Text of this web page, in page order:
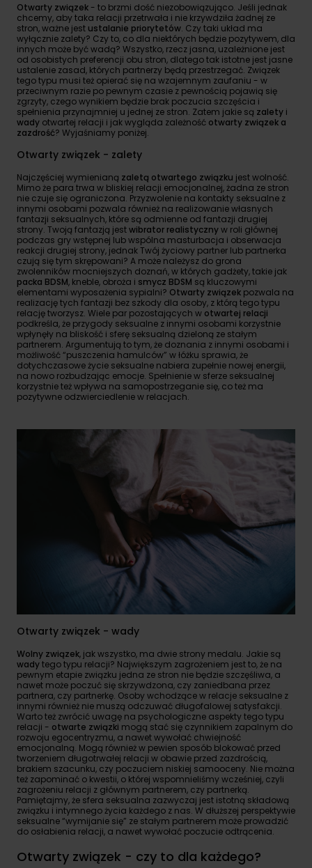
Otwarty związek - to brzmi dość niezobowiązująco. Jeśli jednak
chcemy, aby taka relacji przetrwała i nie krzywdziła żadnej ze
stron, ważne jest ustalanie priorytetów. Czy taki układ ma
wyłącznie zalety? Czy to, co dla niektórych będzie pozytywem, dla
innych może być wadą? Wszystko, rzecz jasna, uzależnione jest
od osobistych preferencji obu stron, dlatego tak istotne jest jasne
ustalenie zasad, których partnerzy będą przestrzegać. Związek
tego typu musi też opierać się na wzajemnym zaufaniu - w
przeciwnym razie po pewnym czasie z pewnością pojawią się
zgrzyty, czego wynikiem będzie brak poczucia szczęścia i
spełnienia przynajmniej u jednej ze stron. Zatem jakie są zalety i
wady otwartej relacji i jak wygląda zależność otwarty związek a
zazdrość? Wyjaśniamy poniżej.
Otwarty związek - zalety
Najczęściej wymienianą zaletą otwartego związku jest wolność.
Mimo że para trwa w bliskiej relacji emocjonalnej, żadna ze stron
nie czuje się ograniczona. Przyzwolenie na kontakty seksualne z
innymi osobami pozwala również na realizowanie własnych
fantazji seksualnych, które są odmienne od fantazji drugiej
strony. Twoją fantazją jestwibrator realistycznyw roli głównej
podczas gry wstępnej lub wspólna masturbacja i obserwacja
reakcji drugiej strony, jednak Twój życiowy partner lub partnerka
czują się tym skrępowani? A może należysz do grona
zwolenników mocniejszych doznań, w których gadżety, takie jak
packa BDSM, kneble, obroża i smycz BDSM są kluczowymi
elementami wyposażenia sypialni? Otwarty związek pozwala na
realizację tych fantazji bez szkody dla osoby, z którą tego typu
relację tworzysz. Wiele par pozostających w otwartej relacji
podkreśla, że przygody seksualne z innymi osobami korzystnie
wpłynęły na bliskość i sferę seksualną dzieloną ze stałym
partnerem. Argumentują to tym, że doznania z innymi osobami i
możliwość “puszczenia hamulców” w łóżku sprawia, że
dotychczasowe życie seksualne nabiera zupełnie nowej energii,
na nowo rozbudzając emocje. Spełnienie w sferze seksualnej
korzystnie też wpływa na samopostrzeganie się, co też ma
pozytywne odzwierciedlenie w relacjach.
Otwarty związek - wady
Wolny związek, jak wszystko, ma dwie strony medalu. Jakie są
wadytego typu relacji? Największym zagrożeniem jest to, że na
pewnym etapie związku jedna ze stron nie będzie szczęśliwa, a
nawet może poczuć się skrzywdzona, czy zaniedbana przez
partnera, czy partnerkę. Osoby wchodzące w relacje seksualne z
innymi również nie muszą odczuwać długofalowej satysfakcji.
Warto też zwrócić uwagę na psychologiczne aspekty tego typu
relacji - otwarte związki mogą stać się czynnikiem zapalnym do
rozwoju egocentryzmu, a nawet wywołać chwiejność
emocjonalną. Mogą również w pewien sposób blokować przed
tworzeniem długotrwałej relacji w obawie przed zazdrością,
brakiem szacunku, czy poczuciem niskiej samooceny. Nie można
też zapominać o kwestii, o której wspomnieliśmy wcześniej, czyli
zagrożeniu relacji z głównym partnerem, czy partnerką.
Pamiętajmy, że sfera seksualna zazwyczaj jest istotną składową
związku i intymnego życia każdego z nas. W dłuższej perspektywie
seksualne “wymijanie się” ze stałym partnerem może prowadzić
do osłabienia relacji, a nawet wywołać poczucie odtrącenia.
Otwarty związek - czy to dla każdego?